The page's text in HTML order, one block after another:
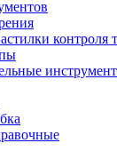
контроля